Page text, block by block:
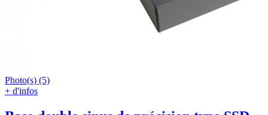
Photo(s) (5)
+ d'infos